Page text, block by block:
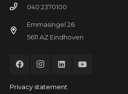
040 2370100
Emmasingel 26
5611 AZ Eindhoven
Privacy statement